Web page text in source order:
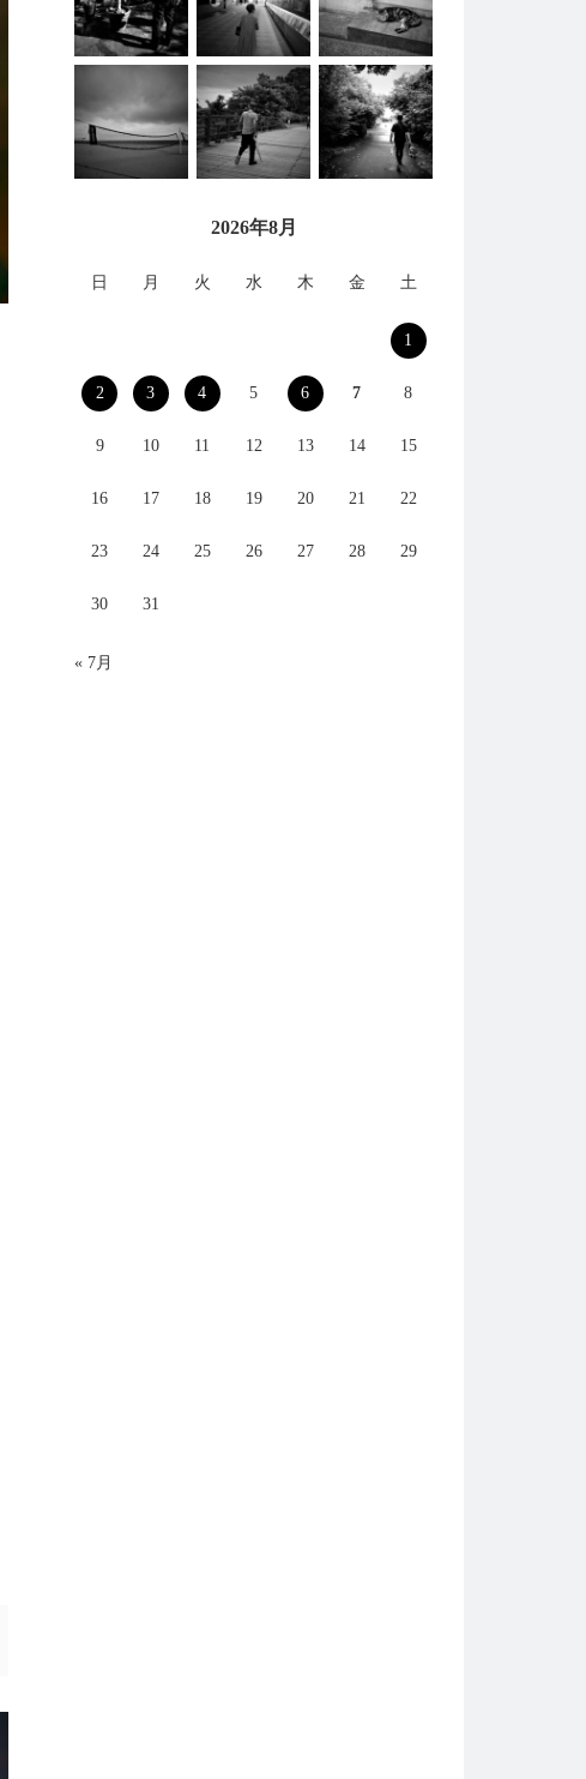
2026年8月
日 月 火 水 木 金 土
1
2 3 4 5 6 7 8
9 10 11 12 13 14 15
16 17 18 19 20 21 22
23 24 25 26 27 28 29
30 31
« 7月